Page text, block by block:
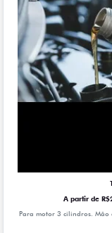
A partir de
Para motor 3 cilindros. Mão